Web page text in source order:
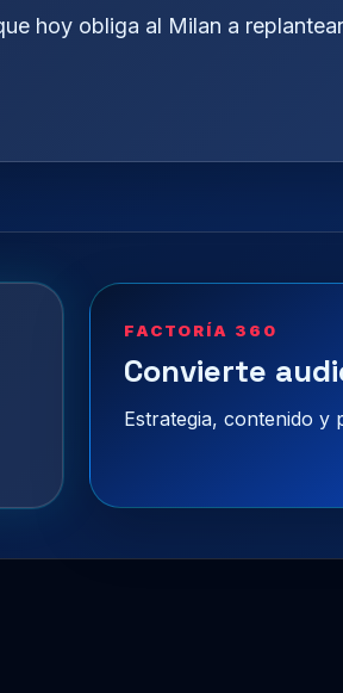
hoy obliga al Milan a replantear
FACTORÍA 360
Convierte
Estrategia, contenido y